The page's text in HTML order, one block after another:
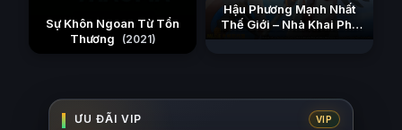
Sự Khôn Ngoan Từ Tổn
Thương
(2021)
Hậu Phương Mạnh Nhất
Thế Giới – Nhà Khai Phá
Tân Binh Của Vương Quốc